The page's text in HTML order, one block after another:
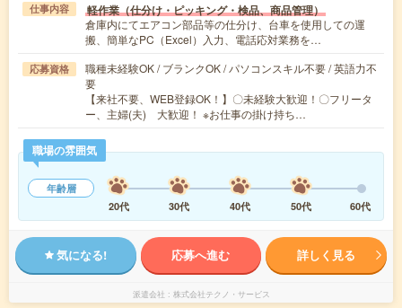
仕事内容 軽作業（仕分け・ピッキング・検品、商品管理）
倉庫内にてエアコン部品等の仕分け、台車を使用しての運
搬、簡単なPC（Excel）入力、電話応対業務を…
応募資格
職種未経験OK / ブランクOK / パソコンスキル不要 / 英語力不
要
【来社不要、WEB登録OK！】〇未経験大歓迎！〇フリータ
ー、主婦(夫) 大歓迎！ ※お仕事の掛け持ち…
職場の雰囲気
年齢層
20代
30代 40代 50代 60代
気になる! 応募へ進む 詳しく見る
派遣会社 株式会社テクノ・サービス